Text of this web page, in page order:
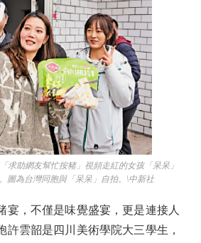
助網友幫忙按豬」視頻走紅的女孩「呆呆」
圖為台灣同胞與「呆呆」自拍。\中新社
，不僅是味覺盛宴，更是連接人
許雲韶是四川美術學院大三學生，